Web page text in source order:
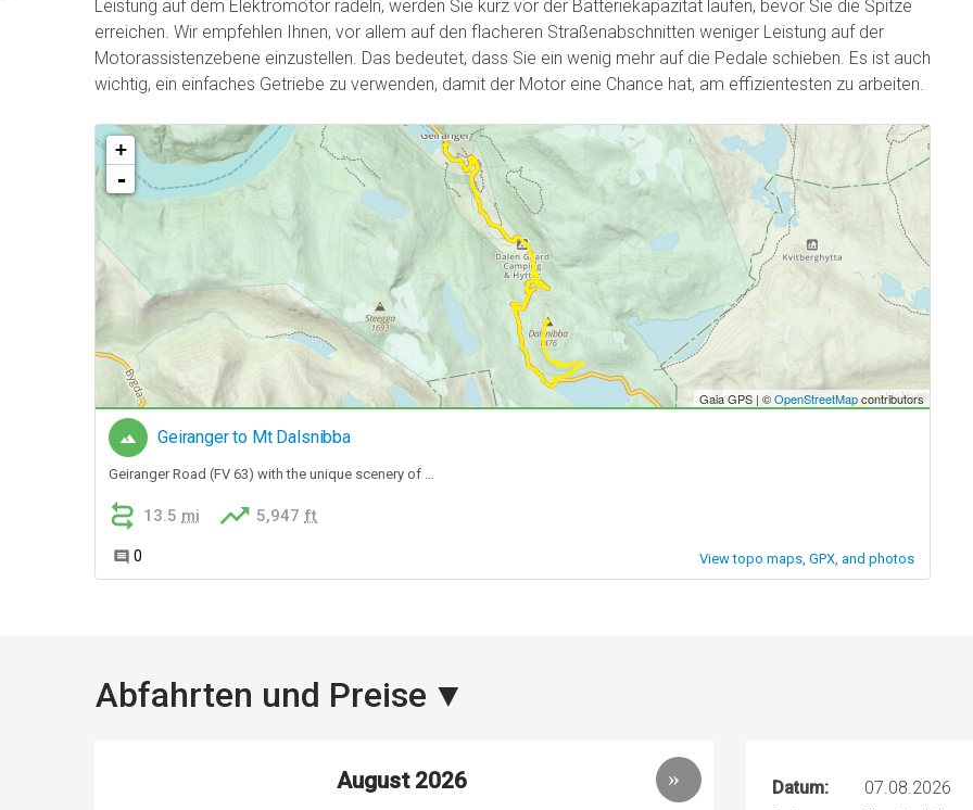
Leistung auf dem Elektromotor radeln, werden Sie kurz vor der Batteriekapazität laufen, bevor Sie die Spitze
erreichen. Wir empfehlen Ihnen, vor allem auf den flacheren Straßenabschnitten weniger Leistung auf der
Motorassistenzebene einzustellen. Das bedeutet, dass Sie ein wenig mehr auf die Pedale schieben. Es ist auch
wichtig, ein einfaches Getriebe zu verwenden, damit der Motor eine Chance hat, am effizientesten zu arbeiten.
Abfahrten und Preise
August 2026 Datum:
07.08.2026